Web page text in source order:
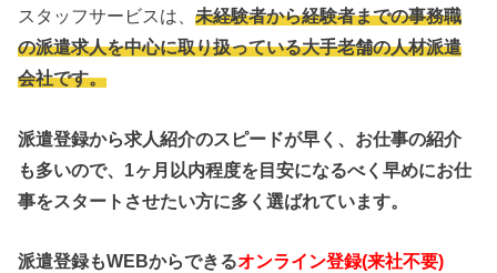
スタッフサービスは、未経験者から経験者までの事務職
の派遣求人を中心に取り扱っている大手老舗の人材派遣
会社です。
派遣登録から求人紹介のスピードが早く、お仕事の紹介
も多いので、1ヶ月以内程度を目安になるべく早めにお仕
事をスタートさせたい方に多く選ばれています。
派遣登録もWEBからできるオンライン登録(来社不要)